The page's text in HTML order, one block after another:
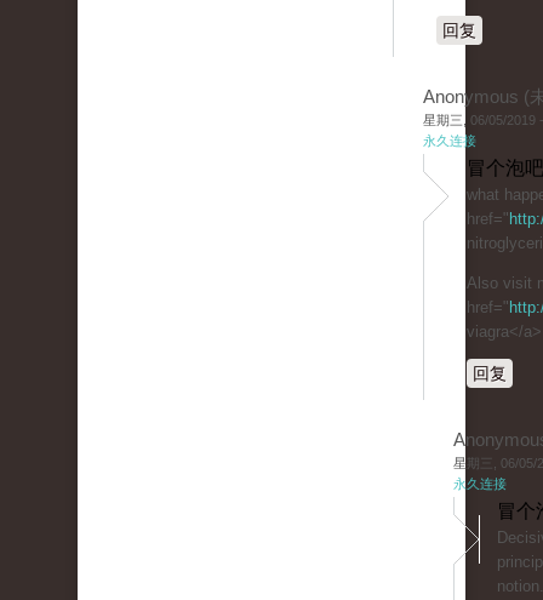
回复
Anonymous (
星期三, 06/05/2019
永久连接
冒个泡
what
href="
Also visit
href="
viagra</a>
回复
星期三, 06/05/
永久连接
冒个